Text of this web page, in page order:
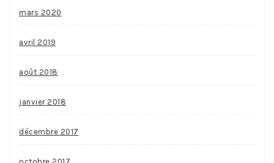
mars 2020
avril 2019
août 2018
janvier 2018
décembre 2017